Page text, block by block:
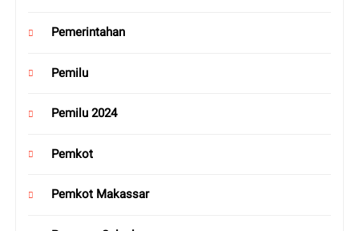
Pemerintahan
Pemilu
Pemilu 2024
Pemkot
Pemkot Makassar